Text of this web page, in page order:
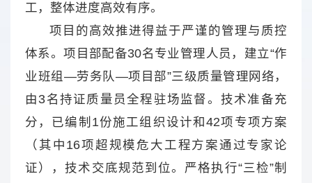
工，整体进度高效有序。
项目的高效推进得益于严谨的管理与质控
体系。项目部配备30名专业管理人员，建立“作
业班组—劳务队—项目部”三级质量管理网络，
由3名持证质量员全程驻场监督。技术准备充
分，已编制1份施工组织设计和42项专项方案
（其中16项超规模危大工程方案通过专家论
证），技术交底规范到位。严格执行“三检”制